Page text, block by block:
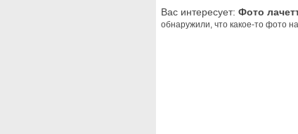
Вас интересует: Фото
обнаружили, что какое-то фото